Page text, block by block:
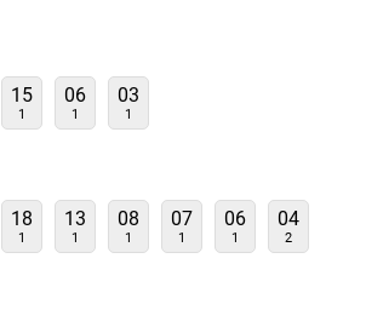
15
1
06
1
03
1
18
1
13
1
08
1
07
1
06
1
04
2